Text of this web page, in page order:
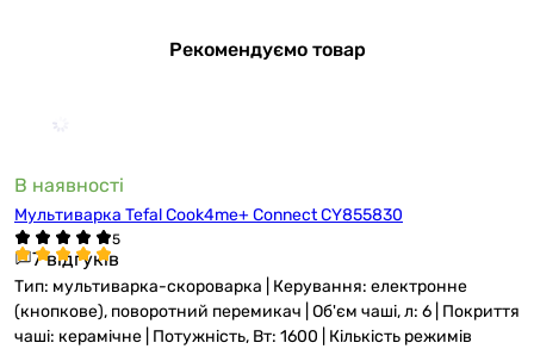
Рекомендуємо товар
В наявності
Мультиварка Tefal Cook4me+ Connect CY855830
7 відгуків
Тип: мультиварка-скороварка | Керування: електронне
(кнопкове), поворотний перемикач | Об'єм чаші, л: 6 | Покриття
чаші: керамічне | Потужність, Вт: 1600 | Кількість режимів